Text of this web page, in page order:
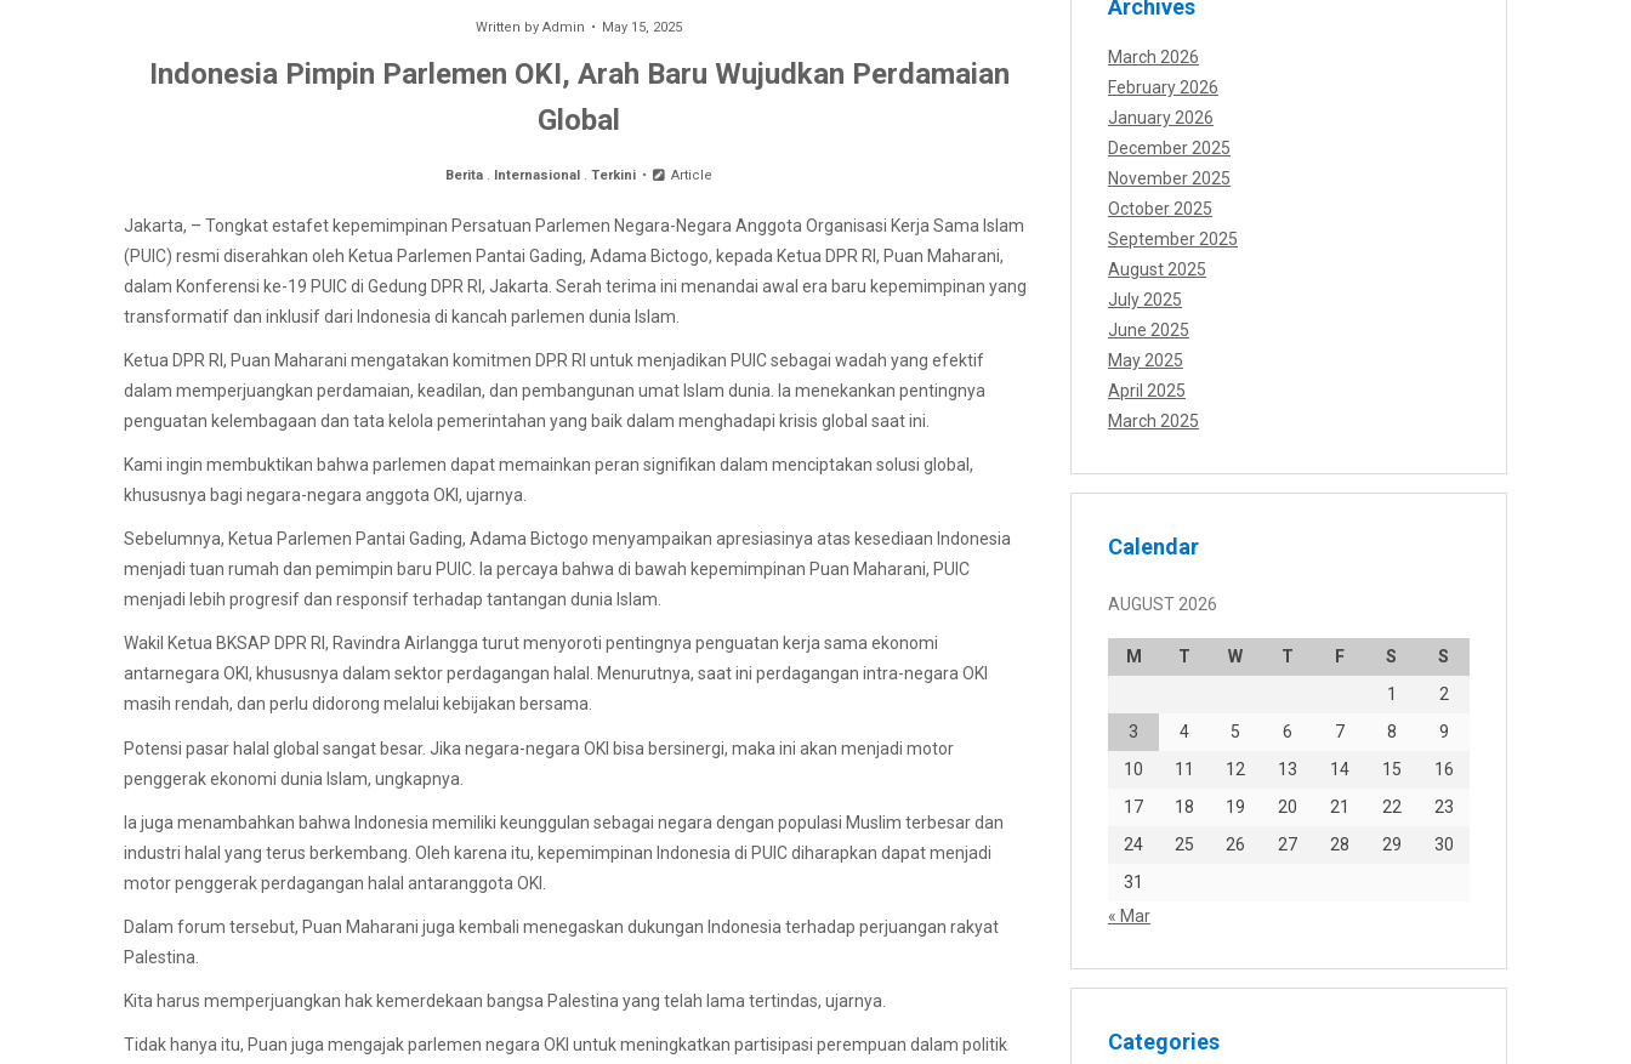
Written by Admin May 15, 2025
Indonesia Pimpin Parlemen OKI, Arah Baru Wujudkan Perdamaian
Global
Berita . Internasional .Terkini Article
Jakarta, – Tongkat estafet kepemimpinan Persatuan Parlemen Negara-Negara Anggota Organisasi Kerja Sama Islam
(PUIC) resmi diserahkan oleh Ketua Parlemen Pantai Gading, Adama Bictogo, kepada Ketua DPR RI, Puan Maharani,
dalam Konferensi ke-19 PUIC di Gedung DPR RI, Jakarta. Serah terima ini menandai awal era baru kepemimpinan yang
transformatif dan inklusif dari Indonesia di kancah parlemen dunia Islam.
Ketua DPR RI, Puan Maharani mengatakan komitmen DPR RI untuk menjadikan PUIC sebagai wadah yang efektif
dalam memperjuangkan perdamaian, keadilan, dan pembangunan umat Islam dunia. Ia menekankan pentingnya
penguatan kelembagaan dan tata kelola pemerintahan yang baik dalam menghadapi krisis global saat ini.
Kami ingin membuktikan bahwa parlemen dapat memainkan peran signifikan dalam menciptakan solusi global,
khususnya bagi negara-negara anggota OKI, ujarnya.
Sebelumnya, Ketua Parlemen Pantai Gading, Adama Bictogo menyampaikan apresiasinya atas kesediaan Indonesia
menjadi tuan rumah dan pemimpin baru PUIC. Ia percaya bahwa di bawah kepemimpinan Puan Maharani, PUIC
menjadi lebih progresif dan responsif terhadap tantangan dunia Islam.
Wakil Ketua BKSAP DPR RI, Ravindra Airlangga turut menyoroti pentingnya penguatan kerja sama ekonomi
antarnegara OKI, khususnya dalam sektor perdagangan halal. Menurutnya, saat ini perdagangan intra-negara OKI
masih rendah, dan perlu didorong melalui kebijakan bersama.
Potensi pasar halal global sangat besar. Jika negara-negara OKI bisa bersinergi, maka ini akan menjadi motor
penggerak ekonomi dunia Islam, ungkapnya.
Ia juga menambahkan bahwa Indonesia memiliki keunggulan sebagai negara dengan populasi Muslim terbesar dan
industri halal yang terus berkembang. Oleh karena itu, kepemimpinan Indonesia di PUIC diharapkan dapat menjadi
motor penggerak perdagangan halal antaranggota OKI.
Dalam forum tersebut, Puan Maharani juga kembali menegaskan dukungan Indonesia terhadap perjuangan rakyat
Palestina.
Kita harus memperjuangkan hak kemerdekaan bangsa Palestina yang telah lama tertindas, ujarnya.
Tidak hanya itu, Puan juga mengajak parlemen negara OKI untuk meningkatkan partisipasi perempuan dalam politik
Archives
March 2026
February 2026
January 2026
December 2025
November 2025
October 2025
September 2025
August 2025
July 2025
June 2025
May 2025
April 2025
March 2025
Calendar
AUGUST 2026
M T W T F S
S
1
2
3
4 5 6 7 8
9
10
11 12 13 14 15
16
17
18 19 20 21 22
23
24
25 26 27 28 29
30
31
« Mar
Categories